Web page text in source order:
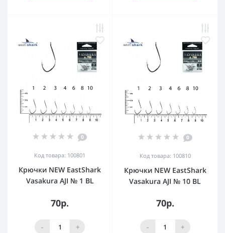
0
Код товара: 100801
Крючки NEW EastShark
Vasakura AJI № 1 BL
70р.
- +
0
Код товара: 100810
Крючки NEW EastShark
Vasakura AJI № 10 BL
70р.
- +